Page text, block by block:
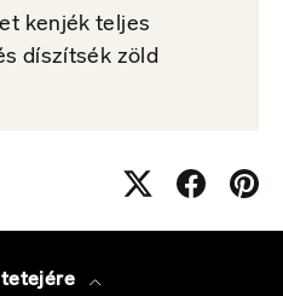
kenjék teljes
díszítsék zöld
tetejére